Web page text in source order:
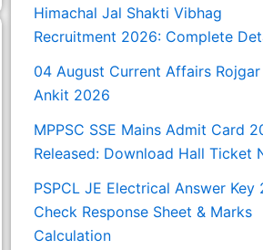
Himachal Jal Shakti Vibhag
Recruitment 2026: Complete
04 August Current Affairs
Ankit 2026
MPPSC SSE Mains Admit Card
Released: Download Hall Ticket
PSPCL JE Electrical Answer Key
Check Response Sheet & Marks
Calculation